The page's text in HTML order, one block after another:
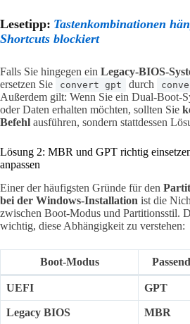
Lesetipp: Tastenkombinationen
Shortcuts blockiert
Falls Sie hingegen ein Legacy-BIOS-
ersetzen Sie
convert gpt durch
Außerdem gilt: Wenn Sie ein Dual-Boot-
oder Daten erhalten möchten, sollten Sie
Befehl ausführen, sondern stattdessen
Lösung 2: MBR und GPT richtig
anpassen
Einer der häufigsten Gründe für den
bei der Windows-Installation ist die
zwischen Boot-Modus und Partitionsstil.
wichtig, diese Abhängigkeit zu verstehen:
Boot-Modus
UEFI GPT
Legacy BIOS
MBR